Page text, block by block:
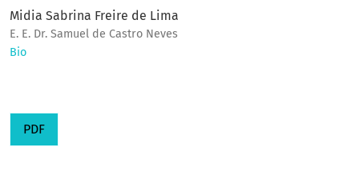
Midia Sabrina Freire de Lima
E. E. Dr. Samuel de Castro Neves
Bio
PDF